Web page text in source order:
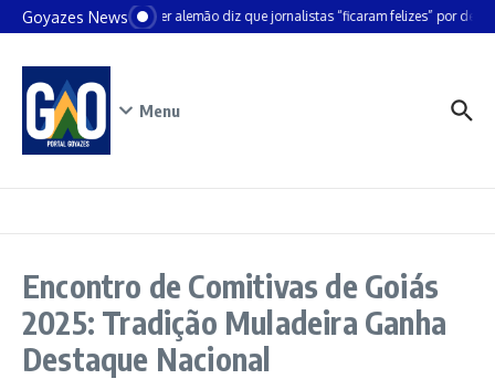
Ir para o conteúdo
Goyazes NewsChanceler alemão diz que jornalistas “ficaram felizes” por deixar
Menu
Encontro de Comitivas de Goiás
2025: Tradição Muladeira Ganha
Destaque Nacional